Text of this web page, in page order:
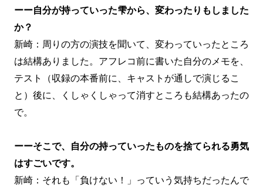
ーー自分が持っていった雫から、変わったりもしました
か？
新崎：周りの方の演技を聞いて、変わっていったところ
は結構ありました。アフレコ前に書いた自分のメモを、
テスト（収録の本番前に、キャストが通しで演じるこ
と）後に、くしゃくしゃって消すところも結構あったの
で。
ーーそこで、自分の持っていったものを捨てられる勇気
はすごいです。
新崎：それも「負けない！」っていう気持ちだったんで